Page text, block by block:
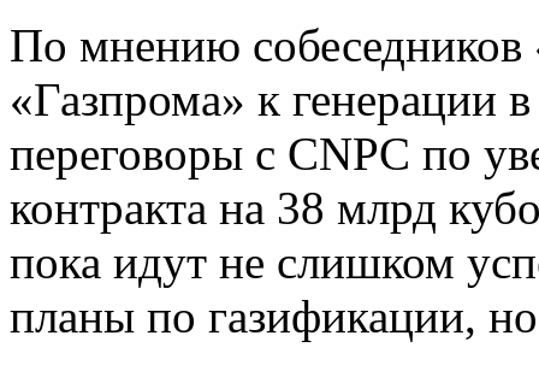
По мнению собеседников
«Газпрома» к генерации
переговоры с CNPC по
контракта на 38 млрд
пока идут не слишком
планы по газификации,